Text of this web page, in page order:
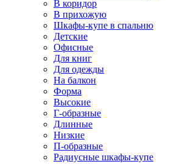
В коридор
В прихожую
Шкафы-купе в спальню
Детские
Офисные
Для книг
Для одежды
На балкон
Форма
Высокие
Г-образные
Длинные
Низкие
П-образные
Радиусные шкафы-купе